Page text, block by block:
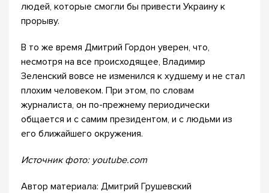
людей, которые смогли бы привести Украину к
прорыву.
В то же время Дмитрий Гордон уверен, что,
несмотря на все происходящее, Владимир
Зеленский вовсе не изменился к худшему и не стал
плохим человеком. При этом, по словам
журналиста, он по-прежнему периодически
общается и с самим президентом, и с людьми из
его ближайшего окружения.
Источник фото: youtube.com
Автор материала: Дмитрий Грушевский